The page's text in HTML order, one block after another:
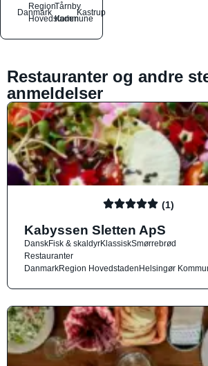
Danmark
Region
Hovedstaden
Tårnby
Kommune
Kastrup
Restauranter og andre
anmeldelser
(1)
Kabyssen Sletten ApS
DanskFisk & skaldyrKlassiskSmørrebrød
Restauranter
DanmarkRegion HovedstadenHelsingør